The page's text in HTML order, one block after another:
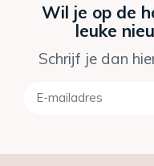
Wil je op de
leuke
Schrijf je dan